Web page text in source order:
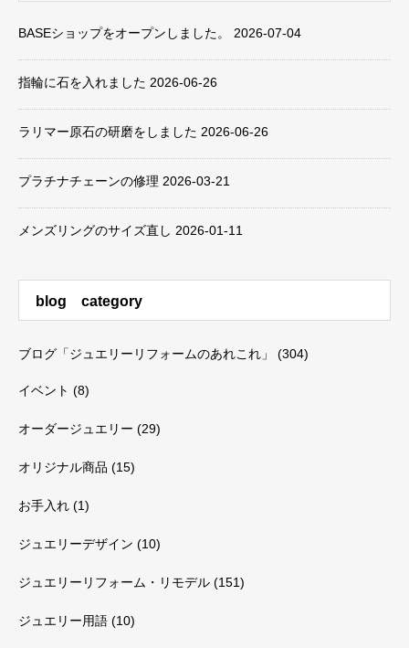
BASEショップをオープンしました。 2026-07-04
指輪に石を入れました 2026-06-26
ラリマー原石の研磨をしました 2026-06-26
プラチナチェーンの修理 2026-03-21
メンズリングのサイズ直し 2026-01-11
blog category
ブログ「ジュエリーリフォームのあれこれ」 (304)
イベント (8)
オーダージュエリー (29)
オリジナル商品 (15)
お手入れ (1)
ジュエリーデザイン (10)
ジュエリーリフォーム・リモデル (151)
ジュエリー用語 (10)